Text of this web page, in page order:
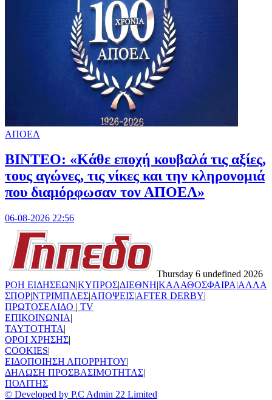
ΑΠΟΕΛ
ΒΙΝΤΕΟ: «Κάθε εποχή κουβαλά τις αξίες,
τους αγώνες, τις νίκες και την κληρονομιά
που διαμόρφωσαν τον ΑΠΟΕΛ»
06-08-2026 22:56
Thursday 6 undefined 2026
ΡΟΗ ΕΙΔΗΣΕΩΝ|ΚΥΠΡΟΣ|ΔΙΕΘΝΗ|ΚΑΛΑΘΟΣΦΑΙΡΑ|ΑΛΛΑ
ΣΠΟΡ|ΝΤΡΙΜΠΛΕΣ|ΑΠΟΨΕΙΣ|AFTER DERBY|
ΠΡΩΤΟΣΕΛΙΔΟ | TV
ΕΠΙΚΟΙΝΩΝΙΑ|
TAYTOTHTA|
ΟΡΟΙ ΧΡΗΣΗΣ|
COOKIES|
ΕΙΔΟΠΟΙΗΣΗ ΑΠΟΡΡΗΤΟΥ|
ΔΗΛΩΣΗ ΠΡΟΣΒΑΣΙΜΟΤΗΤΑΣ|
ΠΟΛΙΤΗΣ
© Developed by P.C Admin 22 Limited